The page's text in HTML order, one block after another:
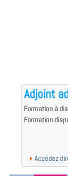
Adjoint
Formation à
Formation
Accédez